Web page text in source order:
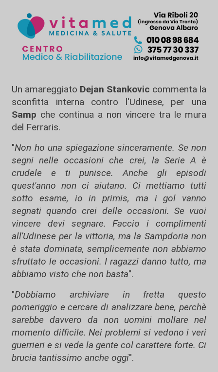
Un amareggiato Dejan Stankovic commenta la
sconfitta interna contro l'Udinese, per una
Samp che continua a non vincere tra le mura
del Ferraris.
"Non ho una spiegazione sinceramente. Se non
segni nelle occasioni che crei, la Serie A è
crudele e ti punisce. Anche gli episodi
quest'anno non ci aiutano. Ci mettiamo tutti
sotto esame, io in primis, ma i gol vanno
segnati quando crei delle occasioni. Se vuoi
vincere devi segnare. Faccio i complimenti
all'Udinese per la vittoria, ma la Sampdoria non
è stata dominata, semplicemente non abbiamo
sfruttato le occasioni. I ragazzi danno tutto, ma
abbiamo visto che non basta".
"Dobbiamo archiviare in fretta questo
pomeriggio e cercare di analizzare bene, perchè
sarebbe davvero da non uomini mollare nel
momento difficile. Nei problemi si vedono i veri
guerrieri e si vede la gente col carattere forte. Ci
brucia tantissimo anche oggi".